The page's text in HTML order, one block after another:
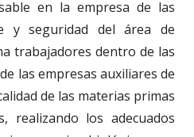
en la empresa de las
y seguridad del área de
trabajadores dentro de las
las empresas auxiliares de
de las materias primas
realizando los adecuados